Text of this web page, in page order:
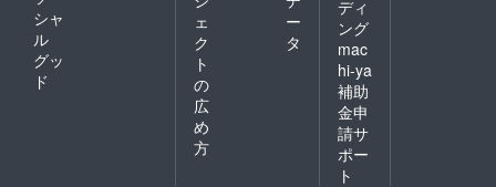
シャ
ル
グッ
ド
ェ
ク
ト
の
広
め
方
ー
タ
ディ
ング
mac
hi-ya
補助
金申
請サ
ポー
ト